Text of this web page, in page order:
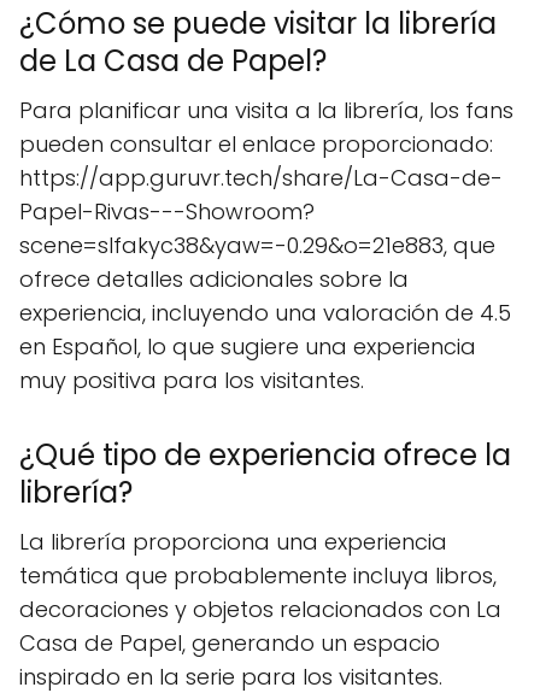
¿Cómo se puede visitar la librería
de La Casa de Papel?
Para planificar una visita a la librería, los fans
pueden consultar el enlace proporcionado:
https://app.guruvr.tech/share/La-Casa-de-
Papel-Rivas---Showroom?
scene=slfakyc38&yaw=-0.29&o=21e883, que
ofrece detalles adicionales sobre la
experiencia, incluyendo una valoración de 4.5
en Español, lo que sugiere una experiencia
muy positiva para los visitantes.
¿Qué tipo de experiencia ofrece la
librería?
La librería proporciona una experiencia
temática que probablemente incluya libros,
decoraciones y objetos relacionados con La
Casa de Papel, generando un espacio
inspirado en la serie para los visitantes.